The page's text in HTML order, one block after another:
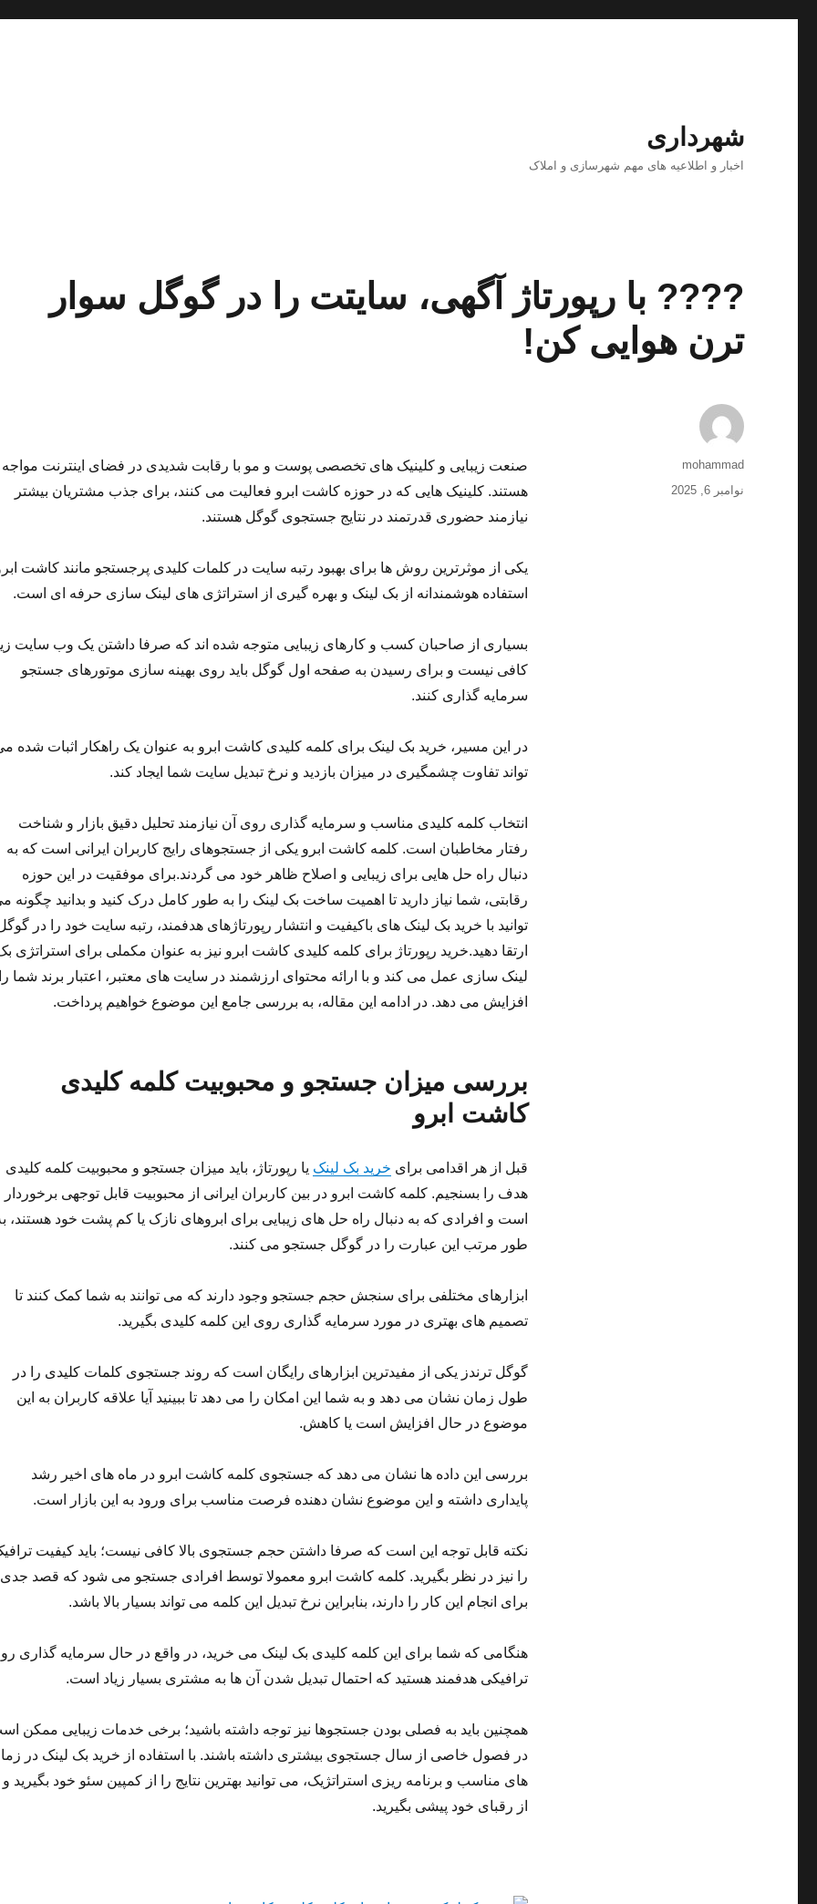
شهرداری
اخبار و اطلاعیه های مهم شهرسازی و املاک
???? با رپورتاژ آگهی، سایتت را در گوگل سوار
ترن هوایی کن!
صنعت زیبایی و کلینیک های تخصصی پوست و مو با رقابت شدیدی در فضای اینترنت مواجه
هستند. کلینیک هایی که در حوزه کاشت ابرو فعالیت می کنند، برای جذب مشتریان بیشتر
نیازمند حضوری قدرتمند در نتایج جستجوی گوگل هستند.
یکی از موثرترین روش ها برای بهبود رتبه سایت در کلمات کلیدی پرجستجو مانند کاشت
استفاده هوشمندانه از بک لینک و بهره گیری از استراتژی های لینک سازی حرفه ای است.
بسیاری از صاحبان کسب و کارهای زیبایی متوجه شده اند که صرفا داشتن یک وب سایت
کافی نیست و برای رسیدن به صفحه اول گوگل باید روی بهینه سازی موتورهای جستجو
سرمایه گذاری کنند.
در این مسیر، خرید بک لینک برای کلمه کلیدی کاشت ابرو به عنوان یک راهکار اثبات شده
تواند تفاوت چشمگیری در میزان بازدید و نرخ تبدیل سایت شما ایجاد کند.
انتخاب کلمه کلیدی مناسب و سرمایه گذاری روی آن نیازمند تحلیل دقیق بازار و شناخت
رفتار مخاطبان است. کلمه کاشت ابرو یکی از جستجوهای رایج کاربران ایرانی است که به
دنبال راه حل هایی برای زیبایی و اصلاح ظاهر خود می گردند.برای موفقیت در این حوزه
رقابتی، شما نیاز دارید تا اهمیت ساخت بک لینک را به طور کامل درک کنید و بدانید چگونه
توانید با خرید بک لینک های باکیفیت و انتشار رپورتاژهای هدفمند، رتبه سایت خود را در
ارتقا دهید.خرید رپورتاژ برای کلمه کلیدی کاشت ابرو نیز به عنوان مکملی برای استراتژی
لینک سازی عمل می کند و با ارائه محتوای ارزشمند در سایت های معتبر، اعتبار برند شما
افزایش می دهد. در ادامه این مقاله، به بررسی جامع این موضوع خواهیم پرداخت.
بررسی میزان جستجو و محبوبیت کلمه کلیدی
کاشت ابرو
قبل از هر اقدامی برای خرید بک لینک یا رپورتاژ، باید میزان جستجو و محبوبیت کلمه کلیدی
هدف را بسنجیم. کلمه کاشت ابرو در بین کاربران ایرانی از محبوبیت قابل توجهی برخوردار
است و افرادی که به دنبال راه حل های زیبایی برای ابروهای نازک یا کم پشت خود هستند،
طور مرتب این عبارت را در گوگل جستجو می کنند.
ابزارهای مختلفی برای سنجش حجم جستجو وجود دارند که می توانند به شما کمک کنند تا
تصمیم های بهتری در مورد سرمایه گذاری روی این کلمه کلیدی بگیرید.
گوگل ترندز یکی از مفیدترین ابزارهای رایگان است که روند جستجوی کلمات کلیدی را در
طول زمان نشان می دهد و به شما این امکان را می دهد تا ببینید آیا علاقه کاربران به این
موضوع در حال افزایش است یا کاهش.
بررسی این داده ها نشان می دهد که جستجوی کلمه کاشت ابرو در ماه های اخیر رشد
پایداری داشته و این موضوع نشان دهنده فرصت مناسب برای ورود به این بازار است.
نکته قابل توجه این است که صرفا داشتن حجم جستجوی بالا کافی نیست؛ باید کیفیت
را نیز در نظر بگیرید. کلمه کاشت ابرو معمولا توسط افرادی جستجو می شود که قصد جدی
برای انجام این کار را دارند، بنابراین نرخ تبدیل این کلمه می تواند بسیار بالا باشد.
هنگامی که شما برای این کلمه کلیدی بک لینک می خرید، در واقع در حال سرمایه گذاری
ترافیکی هدفمند هستید که احتمال تبدیل شدن آن ها به مشتری بسیار زیاد است.
همچنین باید به فصلی بودن جستجوها نیز توجه داشته باشید؛ برخی خدمات زیبایی ممکن
در فصول خاصی از سال جستجوی بیشتری داشته باشند. با استفاده از خرید بک لینک در
های مناسب و برنامه ریزی استراتژیک، می توانید بهترین نتایج را از کمپین سئو خود بگیرید و
از رقبای خود پیشی بگیرید.
نویسنده
mohammad
ارسال
نوامبر 6, 2025